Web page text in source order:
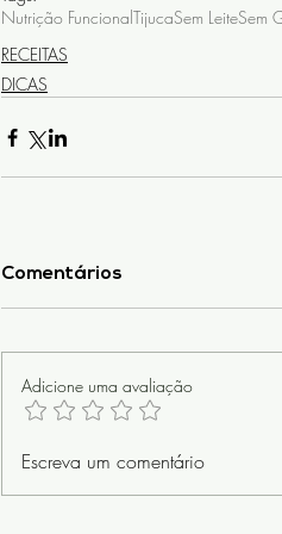
Nutrição FuncionalTijucaSem LeiteSem
RECEITAS
DICAS
Comentários
Adicione uma avaliação
Escreva um comentário